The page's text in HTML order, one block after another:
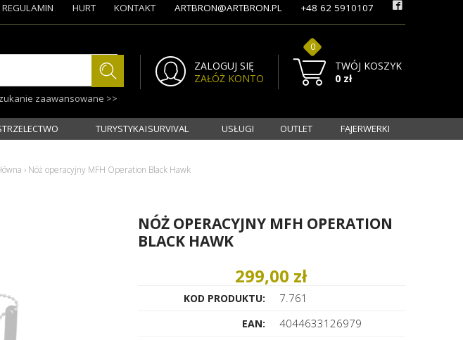
zaawansowane >>
ZALOGUJ SIĘ
ZAŁÓŻ KONTO
TWÓJ KOSZYK
0
0 zł
REGULAMIN HURT KONTAKT ARTBRON@ARTBRON.PL +48 62 5910107
TURYSTYKA I SURVIVAL USŁUGI OUTLET FAJERWERKI
› Nóż operacyjny MFH Operation Black Hawk
NÓŻ OPERACYJNY MFH OPERATION
BLACK HAWK
299,00 zł
KOD PRODUKTU: 7.761
EAN: 4044633126979